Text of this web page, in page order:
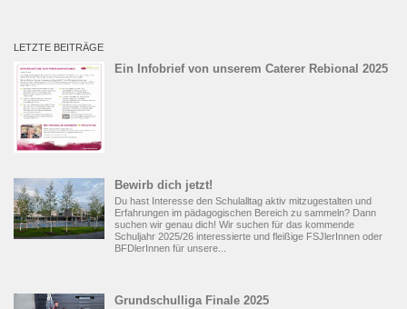
LETZTE BEITRÄGE
Ein Infobrief von unserem Caterer Rebional 2025
Bewirb dich jetzt!
Du hast Interesse den Schulalltag aktiv mitzugestalten und
Erfahrungen im pädagogischen Bereich zu sammeln? Dann
suchen wir genau dich! Wir suchen für das kommende
Schuljahr 2025/26 interessierte und fleißige FSJlerInnen oder
BFDlerInnen für unsere...
Grundschulliga Finale 2025